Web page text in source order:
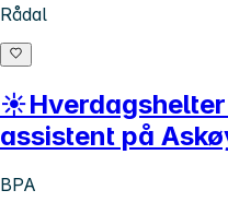
Rådal
☀️Hverdagshelter
assistent på
BPA